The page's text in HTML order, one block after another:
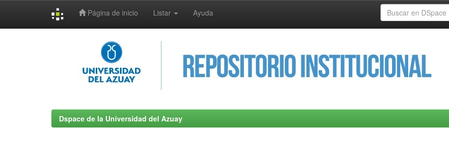
Página de inicio Listar Ayuda
Dspace de la Universidad del Azuay